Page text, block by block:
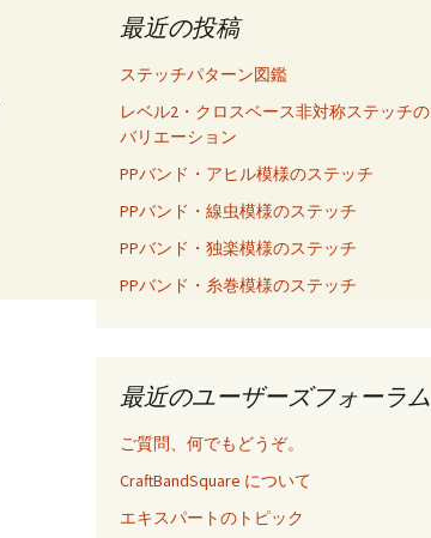
最近の投稿
ステッチパターン図鑑
レベル2・クロスベース非対称ステッチの
バリエーション
PPバンド・アヒル模様のステッチ
PPバンド・線虫模様のステッチ
PPバンド・独楽模様のステッチ
PPバンド・糸巻模様のステッチ
最近のユーザーズフォーラム
ご質問、何でもどうぞ。
CraftBandSquare について
エキスパートのトピック